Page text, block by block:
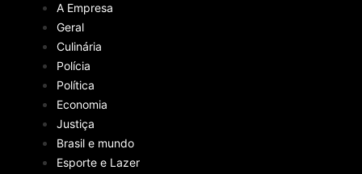
A Empresa
Geral
Culinária
Polícia
Política
Economia
Justiça
Brasil e mundo
Esporte e Lazer